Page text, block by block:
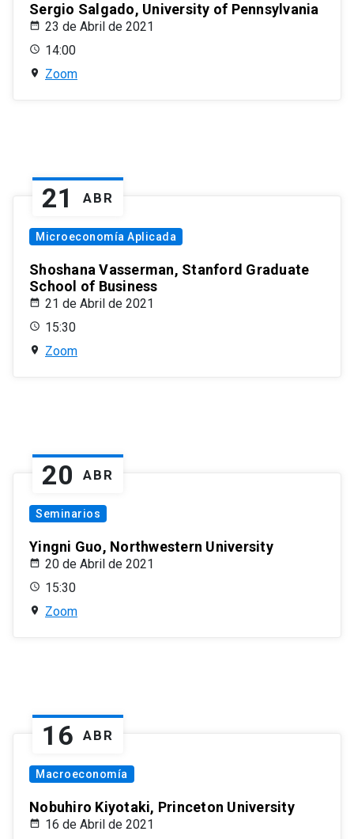
Sergio Salgado, University of Pennsylvania
23 de Abril de 2021
14:00
Zoom
21 ABR
Microeconomía Aplicada
Shoshana Vasserman, Stanford Graduate
School of Business
21 de Abril de 2021
15:30
Zoom
20 ABR
Seminarios
Yingni Guo, Northwestern University
20 de Abril de 2021
15:30
Zoom
16 ABR
Macroeconomía
Nobuhiro Kiyotaki, Princeton University
16 de Abril de 2021